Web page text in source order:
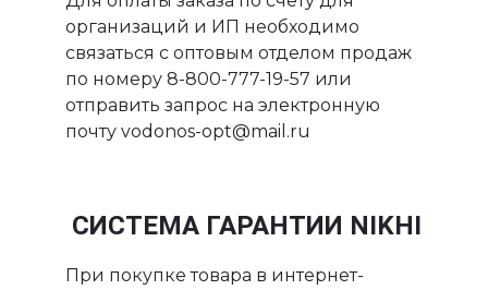
организаций и ИП необходимо
связаться с оптовым отделом продаж
по номеру 8-800-777-19-57 или
отправить запрос на электронную
почту vodonos-opt@mail.ru
СИСТЕМА ГАРАНТИИ NIKHI
При покупке товара в интернет-